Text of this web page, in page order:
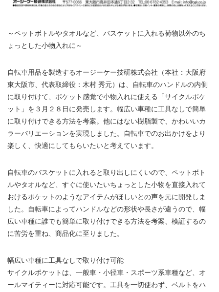
～ペットボトルやタオルなど、バスケットに入れる荷物以外のち
ょっとした小物入れに～
自転車用品を製造するオージーケー技研株式会社（本社：大阪府
東大阪市、代表取締役：木村 秀元）は、自転車のハンドルの内側
に取り付けて、ポケット感覚で小物入れに使える「サイクルポケ
ット」を３月２８日に発売します。幅広い車種に工具なしで簡単
に取り付けできる方法を考案。他にはない樹脂製で、かわいいカ
ラーバリエーションを実現しました。自転車でのお出かけをより
楽しく、快適にしてもらいたいと考えています。
自転車のバスケットに入れると取り出しにくいので、ペットボト
ルやタオルなど、すぐに使いたいちょっとした小物を直接入れて
おけるポケットのようなアイテムがほしいとの声を元に開発しま
した。自転車によってハンドルなどの形状や長さが違うので、幅
広い車種に誰でも簡単に取り付けできる方法を考案、検証するの
に苦労を重ね、商品化に至りました。
幅広い車種に工具なしで取り付け可能
サイクルポケットは、一般車・小径車・スポーツ系車種など、オ
ールマイティーに対応可能です。工具を一切使わず、ベルトをハ